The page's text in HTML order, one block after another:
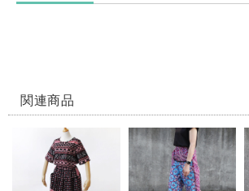
関連商品